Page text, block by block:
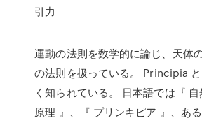
引力
運動の法則を数学的に論じ、天体
の法則を扱っている。 Principia
く知られている。 日本語では『
原理 』、『 プリンキピア 』、あ